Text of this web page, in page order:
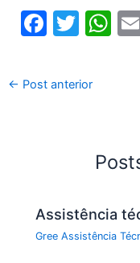
F
c
e
T
itt
er
W
p
p
← Post anterior
Assistência
Gree Assistência